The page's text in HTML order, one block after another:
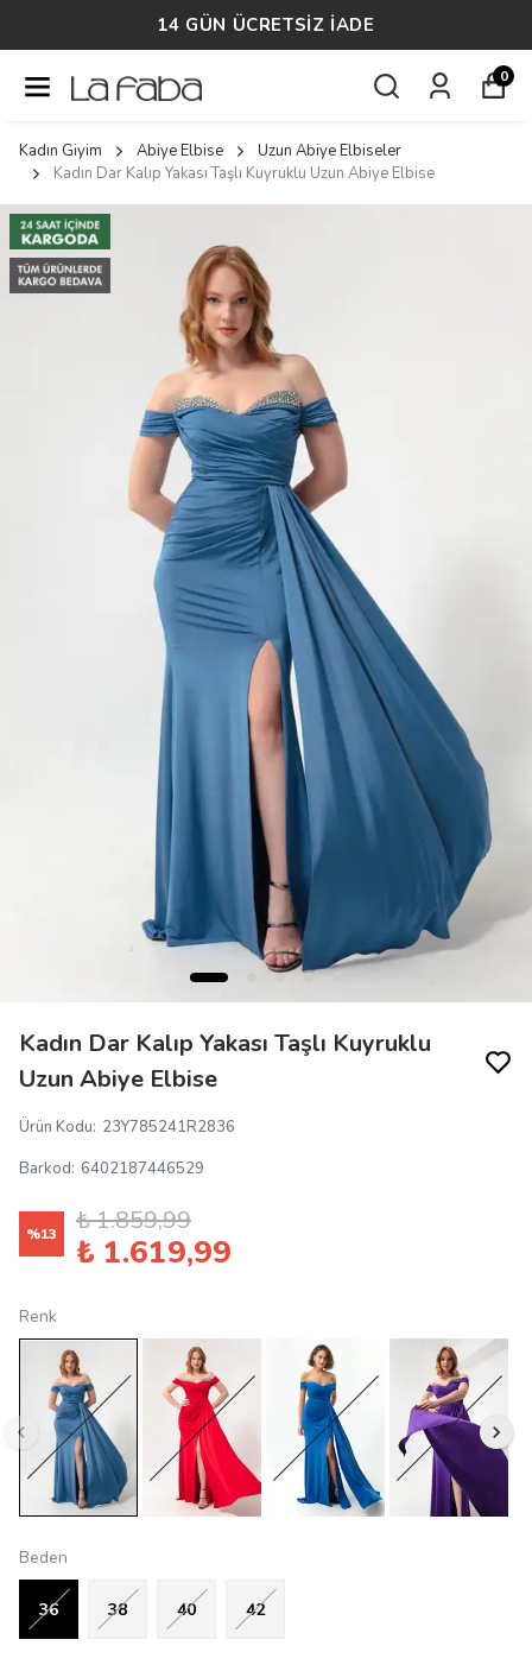
14 GÜN ÜCRETSİZ İADE
0
Kadın Giyim Abiye Elbise
Uzun Abiye Elbiseler
Kadın Dar Kalıp Yakası Taşlı Kuyruklu Uzun Abiye Elbise
Kadın Dar Kalıp Yakası Taşlı Kuyruklu
Uzun Abiye Elbise
Ürün Kodu: 23Y785241R2836
Barkod: 6402187446529
%13 ₺ 1.859,99
₺ 1.619,99
Renk
Beden
36 38 40 42